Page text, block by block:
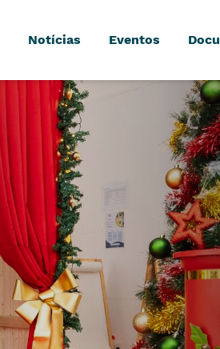
Notícias Eventos